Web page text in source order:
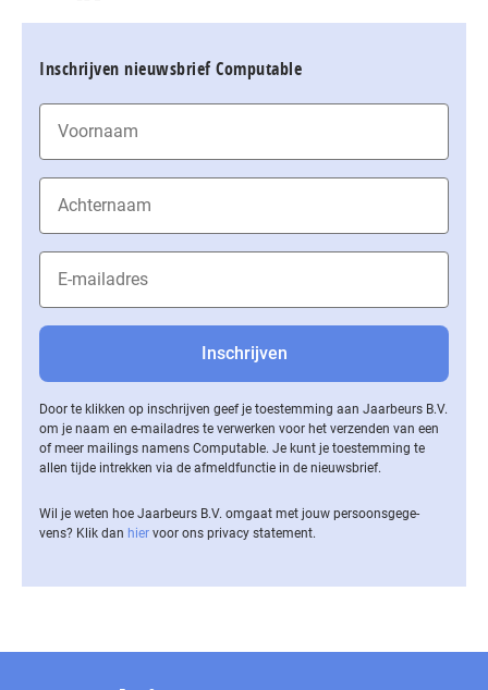
Inschrijven nieuwsbrief Computable
Door te klikken op inschrijven geef je toestemming aan Jaarbeurs B.V.
om je naam en e-mailadres te verwerken voor het verzenden van een
of meer mailings namens Computable. Je kunt je toestemming te
allen tijde intrekken via de af­meld­func­tie in de nieuwsbrief.
Wil je weten hoe Jaarbeurs B.V. omgaat met jouw per­soons­ge­ge­
vens? Klik dan hier voor ons privacy statement.